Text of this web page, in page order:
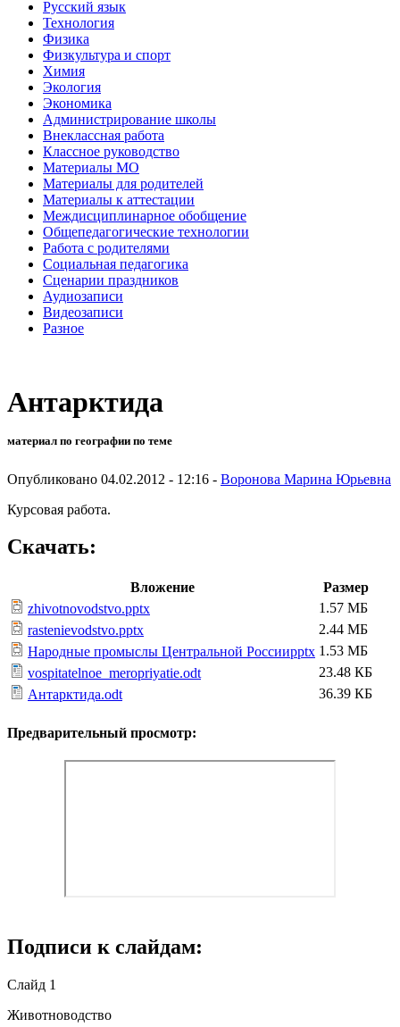
Русский язык
Технология
Физика
Физкультура и спорт
Химия
Экология
Экономика
Администрирование школы
Внеклассная работа
Классное руководство
Материалы МО
Материалы для родителей
Материалы к аттестации
Междисциплинарное обобщение
Общепедагогические технологии
Работа с родителями
Социальная педагогика
Сценарии праздников
Аудиозаписи
Видеозаписи
Разное
Антарктида
материал по географии по теме
Опубликовано 04.02.2012 - 12:16 - Воронова Марина Юрьевна
Курсовая работа.
Скачать:
Вложение
Размер
zhivotnovodstvo.pptx
1.57 МБ
rastenievodstvo.pptx
2.44 МБ
Народные промыслы Центральной Россииpptx 1.53 МБ
vospitatelnoe_meropriyatie.odt
23.48 КБ
Антарктида.odt
36.39 КБ
Предварительный просмотр:
Подписи к слайдам:
Слайд 1
Животноводство